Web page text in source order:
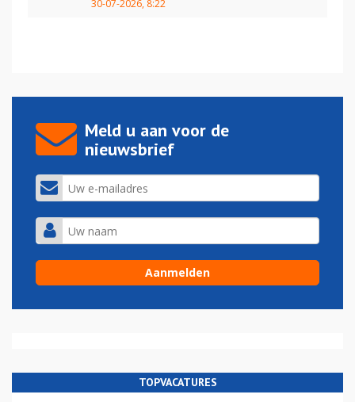
30-07-2026, 8:22
Meld u aan voor de
nieuwsbrief
TOPVACATURES